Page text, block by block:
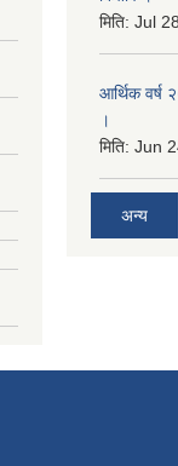
मिति: Jul
आर्थिक वर्ष
।
मिति: Jun
अन्य